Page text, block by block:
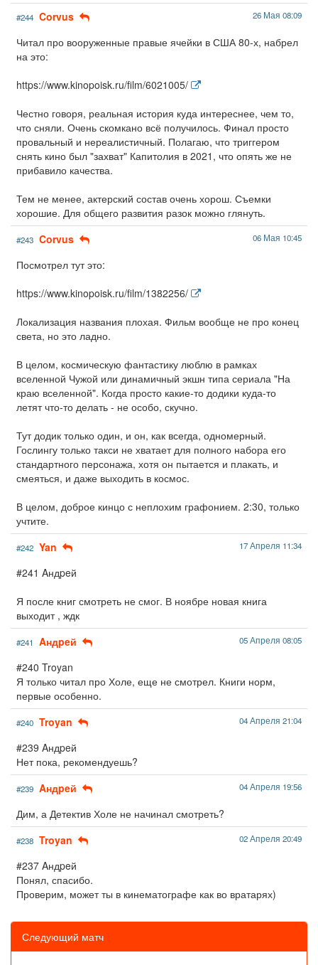
#244 Corvus 26 Мая 08:09
Читал про вооруженные правые ячейки в США 80-х, набрел
на это:
https://www.kinopoisk.ru/film/6021005/
Честно говоря, реальная история куда интереснее, чем то,
что сняли. Очень скомкано всё получилось. Финал просто
провальный и нереалистичный. Полагаю, что триггером
снять кино был "захват" Капитолия в 2021, что опять же не
прибавило качества.
Тем не менее, актерский состав очень хорош. Съемки
хорошие. Для общего развития разок можно глянуть.
#243 Corvus 06 Мая 10:45
Посмотрел тут это:
https://www.kinopoisk.ru/film/1382256/
Локализация названия плохая. Фильм вообще не про конец
света, но это ладно.
В целом, космическую фантастику люблю в рамках
вселенной Чужой или динамичный экшн типа сериала "На
краю вселенной". Когда просто какие-то додики куда-то
летят что-то делать - не особо, скучно.
Тут додик только один, и он, как всегда, одномерный.
Гослингу только такси не хватает для полного набора его
стандартного персонажа, хотя он пытается и плакать, и
смеяться, и даже выходить в космос.
В целом, доброе кинцо с неплохим графонием. 2:30, только
учтите.
#242 Yan 17 Апреля 11:34
#241 Aндpeй
Я после книг смотреть не смог. В ноябре новая книга
выходит , ждк
#241 Aндpeй 05 Апреля 08:05
#240 Troyan
Я только читал про Холе, еще не смотрел. Книги норм,
первые особенно.
#240 Troyan 04 Апреля 21:04
#239 Aндpeй
Нет пока, рекомендуешь?
#239 Aндpeй 04 Апреля 19:56
Дим, а Детектив Холе не начинал смотреть?
#238 Troyan 02 Апреля 20:49
#237 Aндpeй
Понял, спасибо.
Проверим, может ты в кинематографе как во вратарях)
Следующий матч